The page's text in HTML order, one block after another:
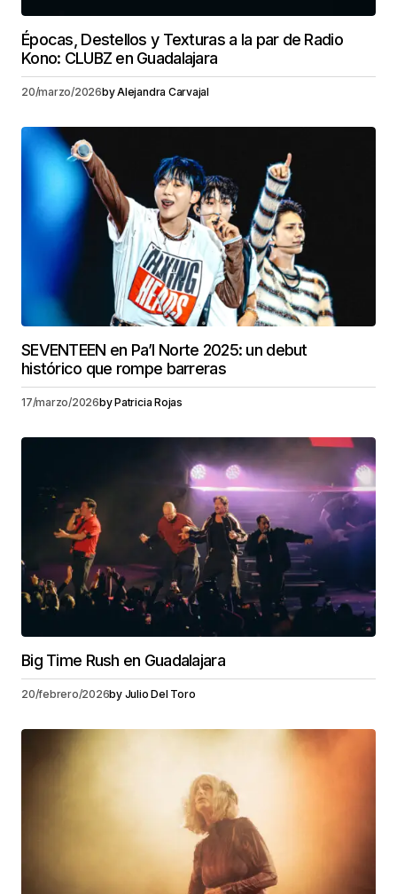
Épocas, Destellos y Texturas a la par de Radio
Kono: CLUBZ en Guadalajara
20/marzo/2026byAlejandra Carvajal
SEVENTEEN en Pa’l Norte 2025: un debut
histórico que rompe barreras
17/marzo/2026byPatricia Rojas
Big Time Rush en Guadalajara
20/febrero/2026by Julio Del Toro